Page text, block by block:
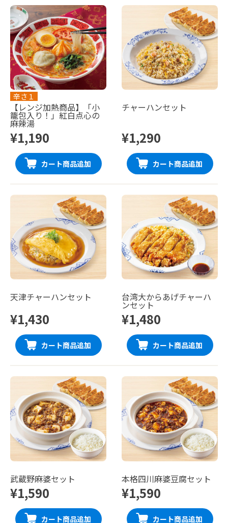
辛さ１
【レンジ加熱商品】「小
籠包入り！」紅白点心の
麻辣湯
¥1,190
カート商品追加
チャーハンセット
¥1,290
カート商品追加
天津チャーハンセット
¥1,430
カート商品追加
台湾大からあげチャーハ
ンセット
¥1,480
カート商品追加
武蔵野麻婆セット
¥1,590
カート商品追加
本格四川麻婆豆腐セット
¥1,590
カート商品追加